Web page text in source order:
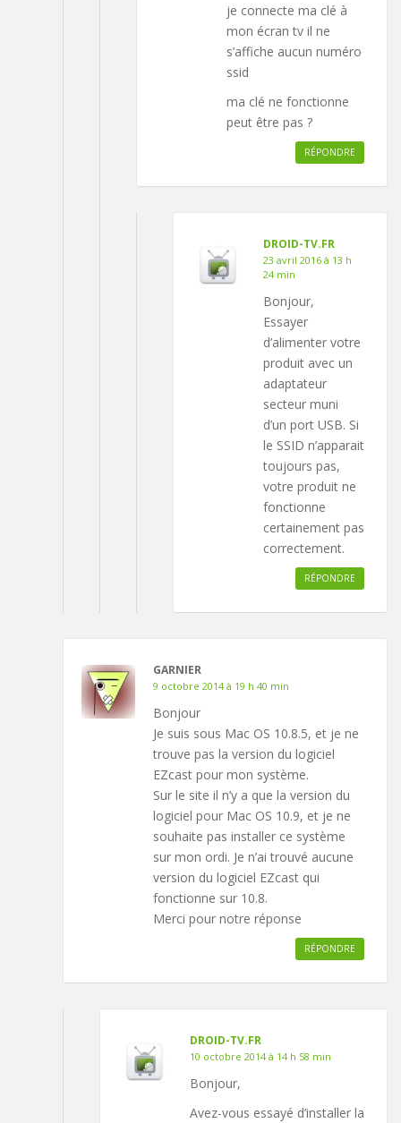
je connecte ma clé à
mon écran tv il ne
s’affiche aucun numéro
ssid
ma clé ne fonctionne
peut être pas ?
RÉPONDRE
DROID-TV.FR
23 avril 2016 à 13 h
24 min
Bonjour,
Essayer
d’alimenter votre
produit avec un
adaptateur
secteur muni
d’un port USB. Si
le SSID n’apparait
toujours pas,
votre produit ne
fonctionne
certainement pas
correctement.
RÉPONDRE
GARNIER
9 octobre 2014 à 19 h 40 min
Bonjour
Je suis sous Mac OS 10.8.5, et je ne
trouve pas la version du logiciel
EZcast pour mon système.
Sur le site il n’y a que la version du
logiciel pour Mac OS 10.9, et je ne
souhaite pas installer ce système
sur mon ordi. Je n’ai trouvé aucune
version du logiciel EZcast qui
fonctionne sur 10.8.
Merci pour notre réponse
RÉPONDRE
DROID-TV.FR
10 octobre 2014 à 14 h 58 min
Bonjour,
Avez-vous essayé d’installer la